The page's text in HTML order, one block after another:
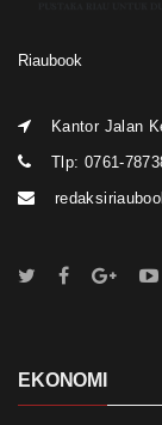
Riaubook
Kantor Jalan
Tlp: 0761-
EKONOMI